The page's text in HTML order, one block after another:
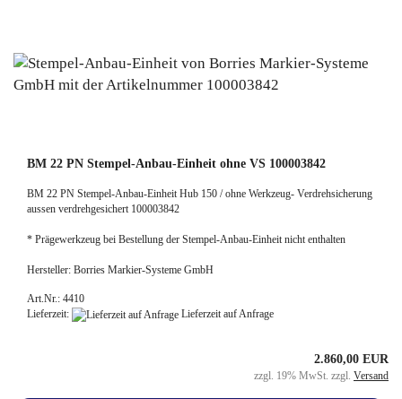
BM 22 PN Stempel-Anbau-Einheit ohne VS 100003842
BM 22 PN Stempel-Anbau-Einheit Hub 150 / ohne Werkzeug- Verdrehsicherung
aussen verdrehgesichert 100003842
* Prägewerkzeug bei Bestellung der Stempel-Anbau-Einheit nicht enthalten
Hersteller: Borries Markier-Systeme GmbH
Art.Nr.: 4410
Lieferzeit:
Lieferzeit auf Anfrage
2.860,00 EUR
zzgl. 19% MwSt. zzgl. Versand